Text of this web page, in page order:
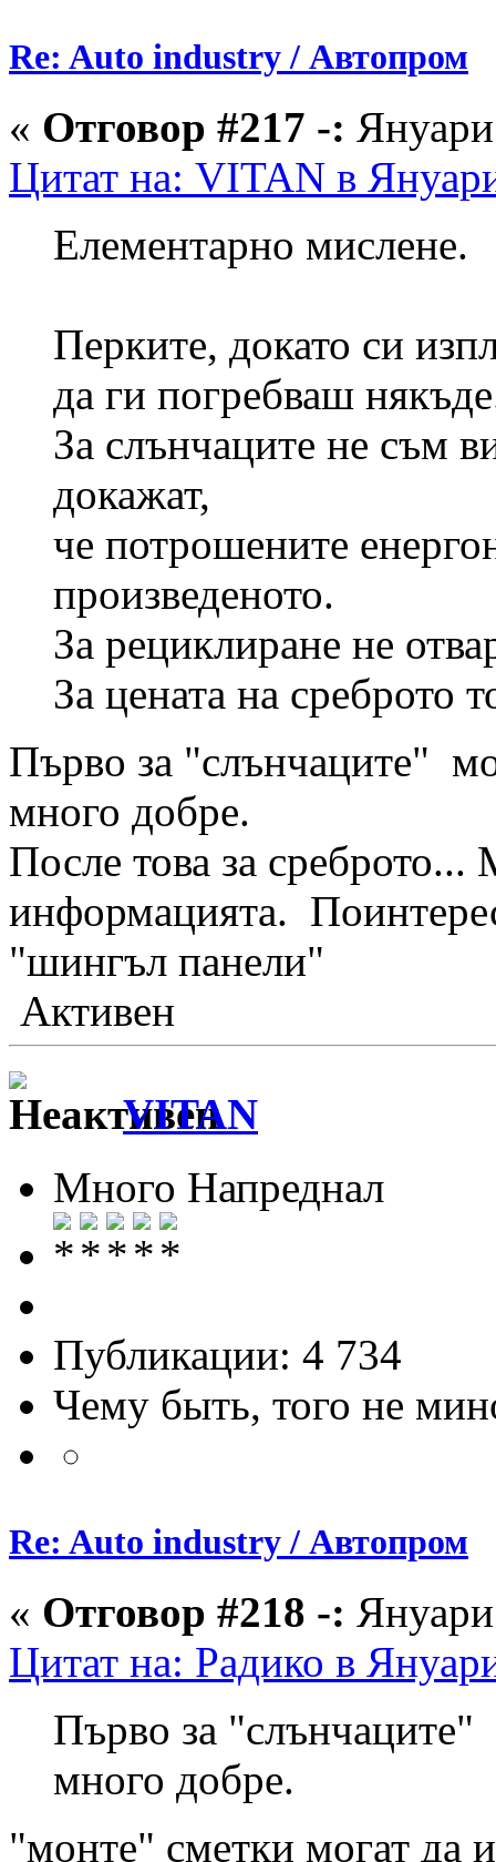
Re: Auto industry / Автопром
« Отговор #217 -:
Цитат на: VITAN в
Елементарно мислене.
Перките, докато си
да ги погребваш
За слънчаците не съм
докажат,
че потрошените
произведеното.
За рециклиране не
За цената на среброто
Първо за "слънчаците"
много добре.
После това за среброто...
информацията.
"шингъл панели"
Активен
VITAN
Много Напреднал
Публикации: 4 734
Чему быть, того не
Re: Auto industry / Автопром
« Отговор #218 -:
Цитат на: Радико в
Първо за "слънчаците"
много добре.
"монте" сметки могат да